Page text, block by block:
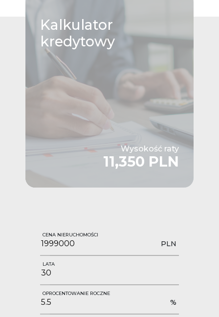
Kalkulator
kredytowy
Wysokość raty
11,350 PLN
CENA NIERUCHOMOŚCI
PLN
LATA
OPROCENTOWANIE ROCZNE
%